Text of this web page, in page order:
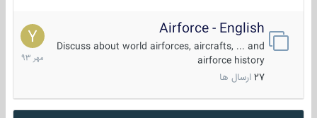
Airforce - English
Discuss about world airforces, aircrafts, ... and
airforce history
27 ارسال ها
15
مهر
1393